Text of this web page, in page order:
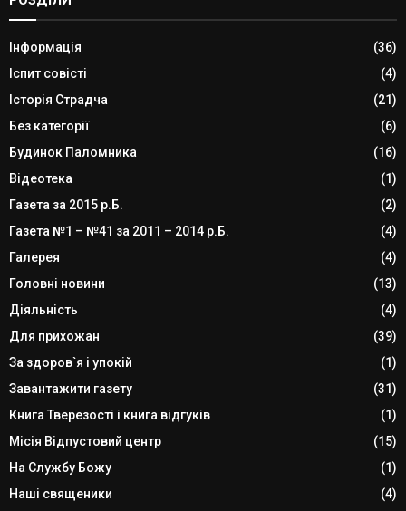
Інформація
(36)
Іспит совісті
(4)
Історія Страдча
(21)
Без категорії
(6)
Будинок Паломника
(16)
Відеотека
(1)
Газета за 2015 р.Б.
(2)
Газета №1 – №41 за 2011 – 2014 р.Б.
(4)
Галерея
(4)
Головні новини
(13)
Діяльність
(4)
Для прихожан
(39)
За здоров`я і упокій
(1)
Завантажити газету
(31)
Книга Тверезості і книга відгуків
(1)
Місія Відпустовий центр
(15)
На Службу Божу
(1)
Наші священики
(4)